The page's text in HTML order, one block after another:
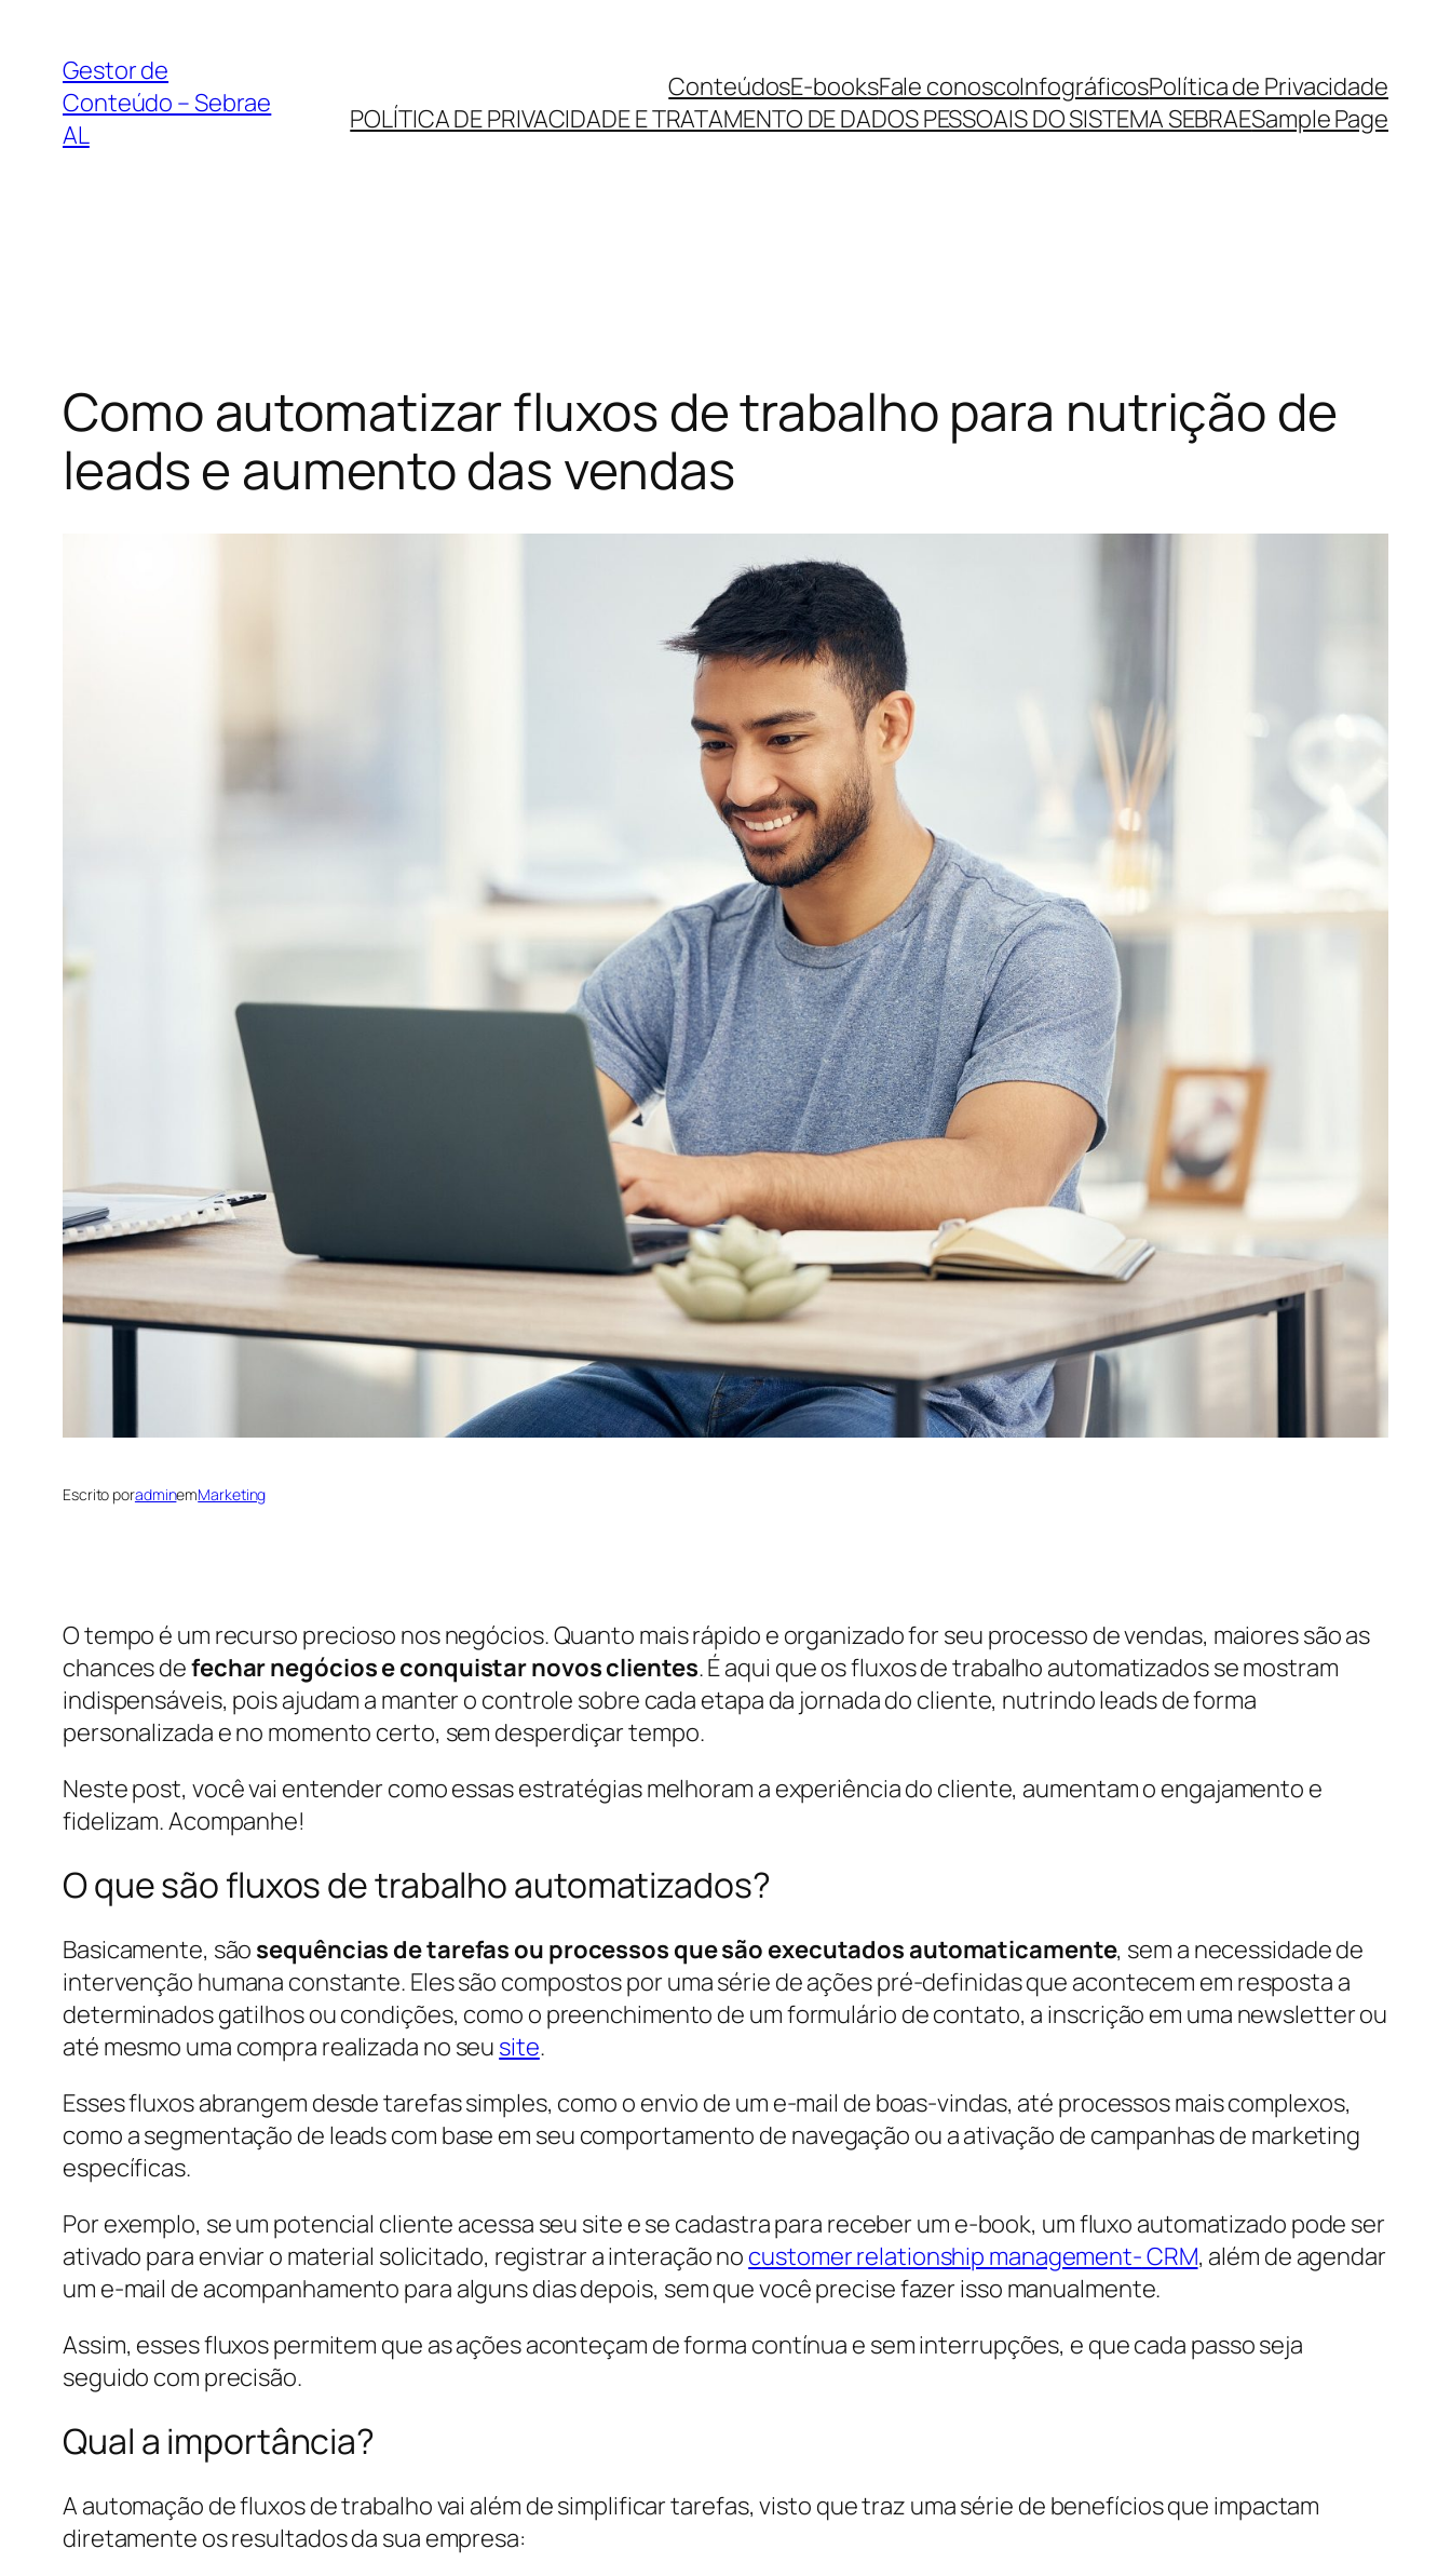
conteúdo
Gestor de
Conteúdo – Sebrae
AL
ConteúdosE-booksFale conoscoInfográficosPolítica de Privacidade
POLÍTICA DE PRIVACIDADE E TRATAMENTO DE DADOS PESSOAIS DO SISTEMA SEBRAESample Page
Como automatizar fluxos de trabalho para nutrição de
leads e aumento das vendas
Escrito poradminemMarketing
O tempo é um recurso precioso nos negócios. Quanto mais rápido e organizado for seu processo de vendas, maiores são as
chances defechar negócios e conquistar novos clientes. É aqui que os fluxos de trabalho automatizados se mostram
indispensáveis, pois ajudam a manter o controle sobre cada etapa da jornada do cliente, nutrindo leads de forma
personalizada e no momento certo, sem desperdiçar tempo.
Neste post, você vai entender como essas estratégias melhoram a experiência do cliente, aumentam o engajamento e
fidelizam. Acompanhe!
O que são fluxos de trabalho automatizados?
Basicamente, são sequências de tarefas ou processos que são executados automaticamente, sem a necessidade de
intervenção humana constante. Eles são compostos por uma série de ações pré-definidas que acontecem em resposta a
determinados gatilhos ou condições, como o preenchimento de um formulário de contato, a inscrição em uma newsletter ou
até mesmo uma compra realizada no seu site.
Esses fluxos abrangem desde tarefas simples, como o envio de um e-mail de boas-vindas, até processos mais complexos,
como a segmentação de leads com base em seu comportamento de navegação ou a ativação de campanhas de marketing
específicas.
Por exemplo, se um potencial cliente acessa seu site e se cadastra para receber um e-book, um fluxo automatizado pode ser
ativado para enviar o material solicitado, registrar a interação no customer relationship management-CRM, além de agendar
um e-mail de acompanhamento para alguns dias depois, sem que você precise fazer isso manualmente.
Assim, esses fluxos permitem que as ações aconteçam de forma contínua e sem interrupções, e que cada passo seja
seguido com precisão.
Qual a importância?
A automação de fluxos de trabalho vai além de simplificar tarefas, visto que traz uma série de benefícios que impactam
diretamente os resultados da sua empresa: